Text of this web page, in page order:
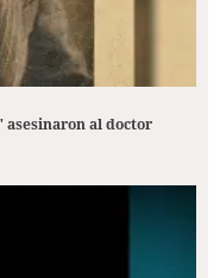
asesinaron al doctor